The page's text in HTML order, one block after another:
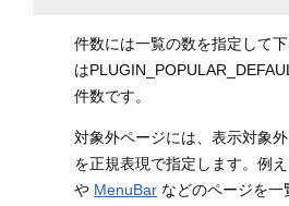
件数には一覧の数を指定して
は
件数です。
対象外ページには、表示対象
を正規表現で指定します。例
や MenuBar などのページを一